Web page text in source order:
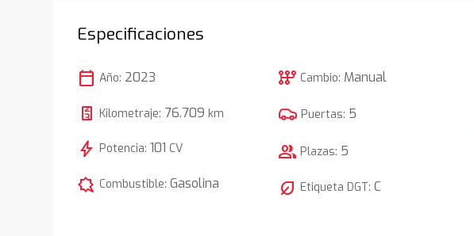
Especificaciones
calendar_today Año: 2023
Kilometraje: 76.709 km
bolt Potencia:101 CV
comic_bubble Combustible:Gasolina
auto_transmission Cambio: Manual
Puertas: 5
group Plazas: 5
nest_eco_leaf Etiqueta DGT:C